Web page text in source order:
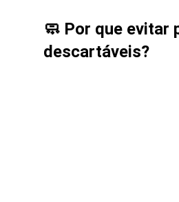
🧼 Por que evitar
descartáveis?